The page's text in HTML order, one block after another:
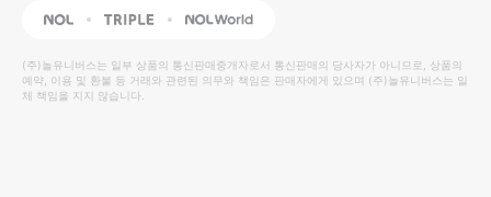
높
은
순
동
영
상
NOL Triple Interpark Global
(주)놀유니버스는 일부 상품의 통신판매중개자로서 통신판매의 당사자가 아니므로, 상품의
예약, 이용 및 환불 등 거래와 관련된 의무와 책임은 판매자에게 있으며 (주)놀유니버스는 일
체 책임을 지지 않습니다.